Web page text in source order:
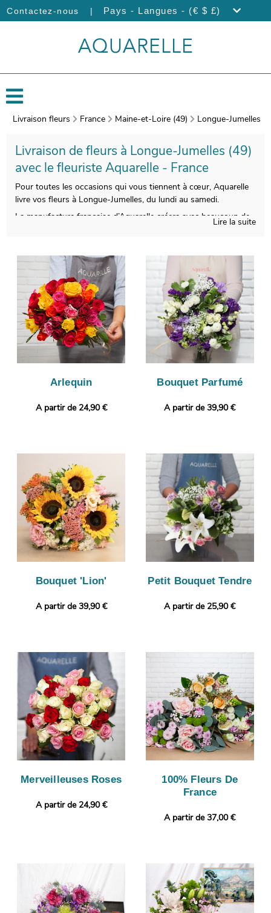
Contactez-nous | Pays - Langues - (€ $ £)
Livraison fleurs France Maine-et-Loire (49) Longue-Jumelles
Livraison de fleurs à Longue-Jumelles (49)
avec le fleuriste Aquarelle - France
Pour toutes les occasions qui vous tiennent à cœur, Aquarelle
livre vos fleurs à Longue-Jumelles, du lundi au samedi.
La manufacture française d’Aquarelle créera avec beaucoup de
sera prise, après avoir utilisé un vase de transport pour assurer
sa protection. Cette photographie vous est ensuite envoyée afin
que vous puissiez vous assurer de la conformité de votre
bouquet de fleurs. C’est alors que sera organisé son envoi à
Longue-Jumelles. Vous désirez joindre à votre bouquet une
touche qui vous ressemble ? Vous avez l’opportunité de glisser
une photo imprimée et un message, pour un cadeau encore
plus personnalisé.
Lire la suite
Arlequin
A partir de 24,90 €
Bouquet Parfumé
A partir de 39,90 €
Bouquet 'Lion'
A partir de 39,90 €
Petit Bouquet Tendre
A partir de 25,90 €
Merveilleuses Roses
A partir de 24,90 €
100% Fleurs De
France
A partir de 37,00 €